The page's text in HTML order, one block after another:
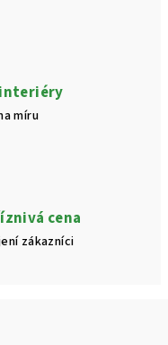
míru
cena
zákazníci